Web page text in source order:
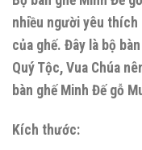
nhiều người yêu
của ghế. Đây là bộ
Quý Tộc, Vua Chúa
bàn ghế Minh Đế gỗ
Kích thước: